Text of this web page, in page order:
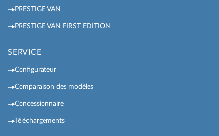
PRESTIGE VAN
PRESTIGE VAN FIRST EDITION
SERVICE
Configurateur
Comparaison des modèles
Concessionnaire
Téléchargements